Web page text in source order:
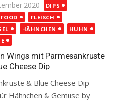
2020
DIPS
FLEISCH
HÄHNCHEN
HUHN
Wings mit Parmesankruste
Cheese Dip
& Blue Cheese Dip -
Hähnchen & Gemüse by